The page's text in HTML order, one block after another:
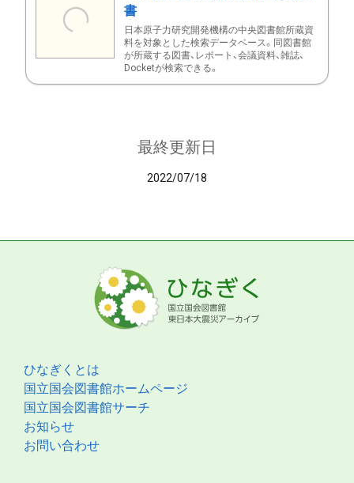
書
日本原子力研究開発機構の中央図書館所蔵資
料を対象とした検索データベース。同図書館
が所蔵する図書、レポート、会議資料、雑誌、
Docketが検索できる。
最終更新日
2022/07/18
ひなぎくとは
国立国会図書館ホームページ
国立国会図書館サーチ
お知らせ
お問い合わせ